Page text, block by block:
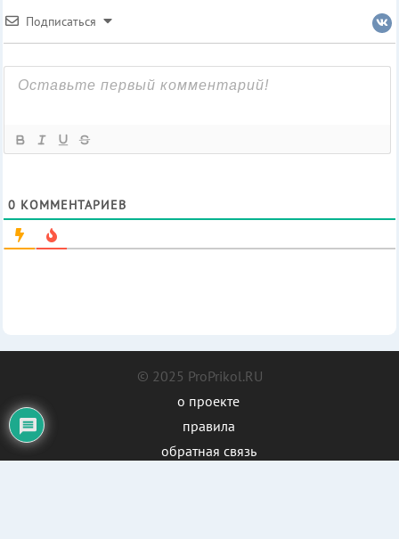
Подписаться
0 КОММЕНТАРИЕВ
© 2025 ProPrikol.RU
о проекте
правила
обратная связь